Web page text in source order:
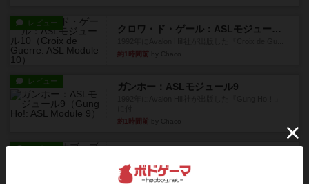
レビュー
クロワ・ド・ゲール：ASLモジュール10
約1時間前
レビュー ガンホー：ASLモジュール9
約1時間前
レビュー
1991年にAvalon Hill社が出版した『Code of Bus...
約2時間前by Chaco